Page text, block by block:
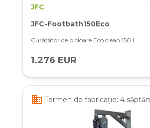
JFC
JFC-Footbath150Eco
Curățător de picioare Eco clean 150 L
1.276 EUR
business Termen de fabricație: 4